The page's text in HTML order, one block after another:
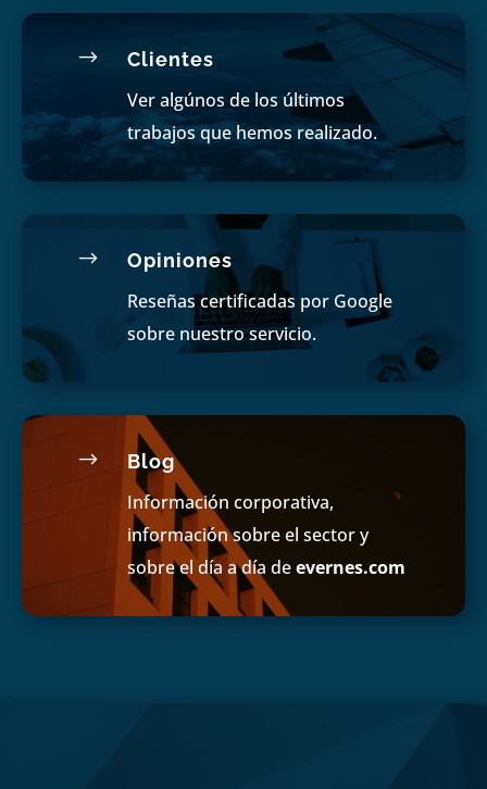
$ Clientes
Ver algúnos de los últimos
trabajos que hemos realizado.
$ Opiniones
Reseñas certificadas por Google
sobre nuestro servicio.
$ Blog
Información corporativa,
información sobre el sector y
sobre el día a día deevernes.com